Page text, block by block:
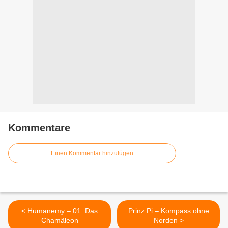
Kommentare
Einen Kommentar hinzufügen
< Humanemy – 01: Das
Chamäleon
Prinz Pi – Kompass ohne
Norden >